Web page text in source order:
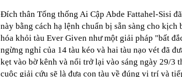
Đích thân Tổng thống Ai Cập Abde Fattahel-Sisi
này bằng cách hạ lệnh chuẩn bị sẵn sàng cho
hóa khỏi tàu Ever Given như một giải pháp "bất
ngừng nghỉ của 14 tàu kéo và hai tàu nạo vét đã
kẹt vào bờ kênh và nổi trở lại vào sáng ngày 29/3
cuộc giải cứu sẽ là đưa con tàu về đúng vị trí và